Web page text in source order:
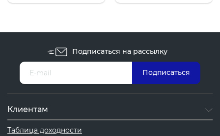
Подписаться на рассылку
Клиентам
Таблица доходности